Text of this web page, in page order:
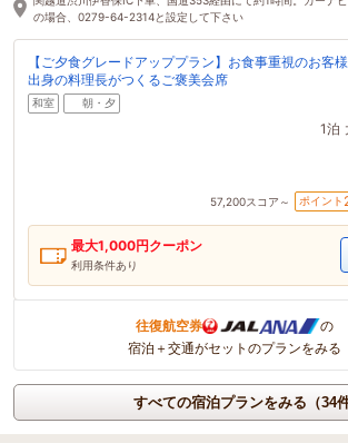
の場合、0279-64-2314と設定して下さい
【ご夕食グレードアッププラン】お食事重視のお
出身の料理長がつくるご褒美会席
和室 朝・夕
1泊
57,200スコア～ ポイント
最大1,000円クーポン
利用条件あり
往復航空券
の
宿泊＋交通がセットのプランをみる
すべての宿泊プランをみる（34件